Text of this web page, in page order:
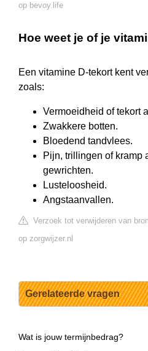
op bevoy.life
Hoe weet je of je
Een vitamine D-tekort kent
zoals:
Vermoeidheid of tekort
Zwakkere botten.
Bloedend tandvlees.
Pijn, trillingen of kramp
gewrichten.
Lusteloosheid.
Angstaanvallen.
Verzoek tot verwijderen van
op zorgwijzer.nl
Gerelateerde vragen
Wat is jouw termijnbedrag?